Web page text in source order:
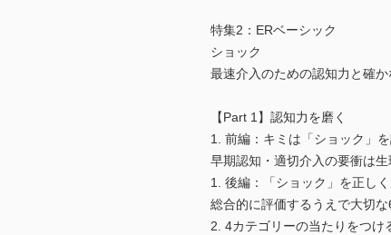
特集2：ERベーシック
ショック
最速介入のための認知力と確
【Part 1】認知力を磨く
1. 前編：キミは「ショック」
早期認知・適切介入の要
1. 後編：「ショック」を正し
総合的に評価するうえで
2. 4カテゴリーの当たりをつけ